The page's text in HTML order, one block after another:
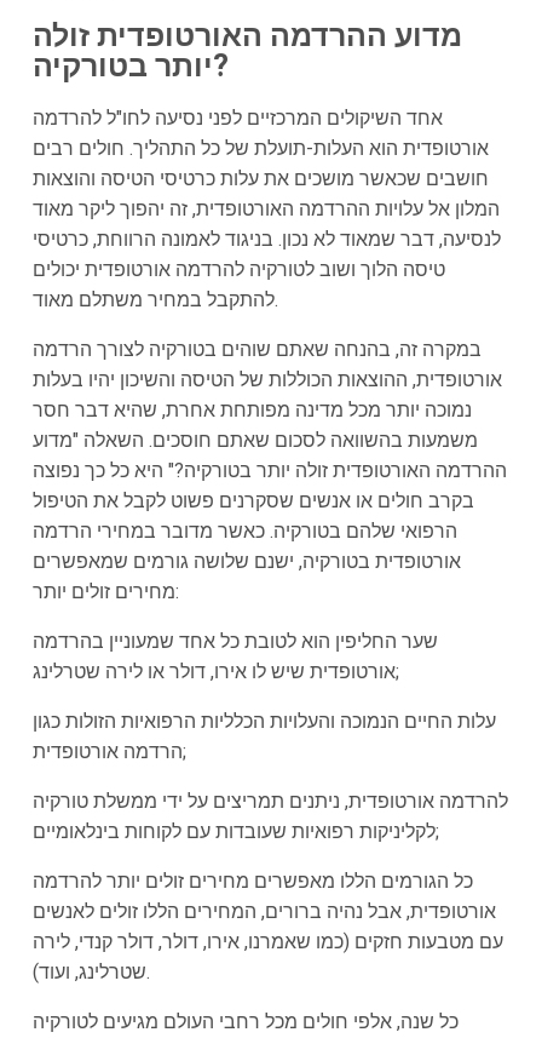
מדוע ההרדמה האורטופדית זולה
יותר בטורקיה?
אחד השיקולים המרכזיים לפני נסיעה לחו"ל להרדמה
אורטופדית הוא העלות-תועלת של כל התהליך. חולים רבים
חושבים שכאשר מושכים את עלות כרטיסי הטיסה והוצאות
המלון אל עלויות ההרדמה האורטופדית, זה יהפוך ליקר מאוד
לנסיעה, דבר שמאוד לא נכון. בניגוד לאמונה הרווחת, כרטיסי
טיסה הלוך ושוב לטורקיה להרדמה אורטופדית יכולים
להתקבל במחיר משתלם מאוד.
במקרה זה, בהנחה שאתם שוהים בטורקיה לצורך הרדמה
אורטופדית, ההוצאות הכוללות של הטיסה והשיכון יהיו בעלות
נמוכה יותר מכל מדינה מפותחת אחרת, שהיא דבר חסר
משמעות בהשוואה לסכום שאתם חוסכים. השאלה "מדוע
ההרדמה האורטופדית זולה יותר בטורקיה?" היא כל כך נפוצה
בקרב חולים או אנשים שסקרנים פשוט לקבל את הטיפול
הרפואי שלהם בטורקיה. כאשר מדובר במחירי הרדמה
אורטופדית בטורקיה, ישנם שלושה גורמים שמאפשרים
מחירים זולים יותר:
שער החליפין הוא לטובת כל אחד שמעוניין בהרדמה
אורטופדית שיש לו אירו, דולר או לירה שטרלינג;
עלות החיים הנמוכה והעלויות הכלליות הרפואיות הזולות כגון
הרדמה אורטופדית;
להרדמה אורטופדית, ניתנים תמריצים על ידי ממשלת טורקיה
לקליניקות רפואיות שעובדות עם לקוחות בינלאומיים;
כל הגורמים הללו מאפשרים מחירים זולים יותר להרדמה
אורטופדית, אבל נהיה ברורים, המחירים הללו זולים לאנשים
עם מטבעות חזקים (כמו שאמרנו, אירו, דולר, דולר קנדי, לירה
שטרלינג, ועוד).
כל שנה, אלפי חולים מכל רחבי העולם מגיעים לטורקיה